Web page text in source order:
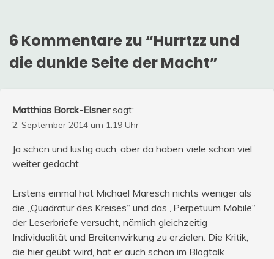
6 Kommentare zu “Hurrtzz und
die dunkle Seite der Macht”
Matthias Borck-Elsner sagt:
2. September 2014 um 1:19 Uhr
Ja schön und lustig auch, aber da haben viele schon viel
weiter gedacht.
Erstens einmal hat Michael Maresch nichts weniger als
die „Quadratur des Kreises“ und das „Perpetuum Mobile“
der Leserbriefe versucht, nämlich gleichzeitig
Individualität und Breitenwirkung zu erzielen. Die Kritik,
die hier geübt wird, hat er auch schon im Blogtalk